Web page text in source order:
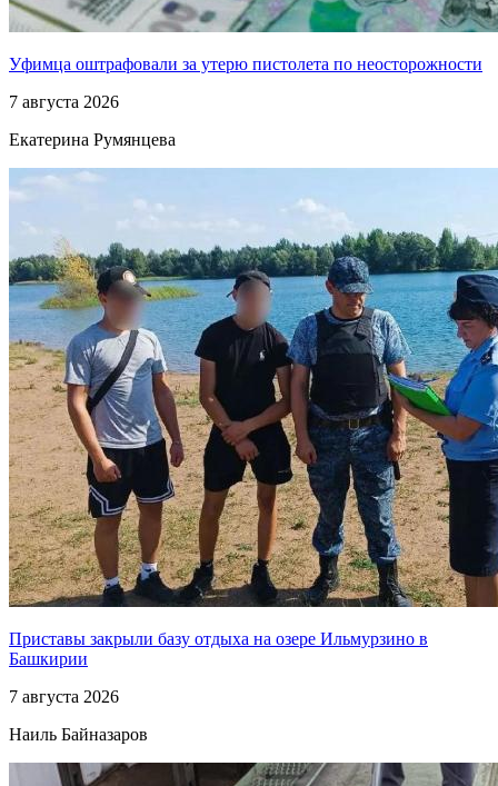
Уфимца оштрафовали за утерю пистолета по неосторожности
7 августа 2026
Екатерина Румянцева
Приставы закрыли базу отдыха на озере Ильмурзино в
Башкирии
7 августа 2026
Наиль Байназаров